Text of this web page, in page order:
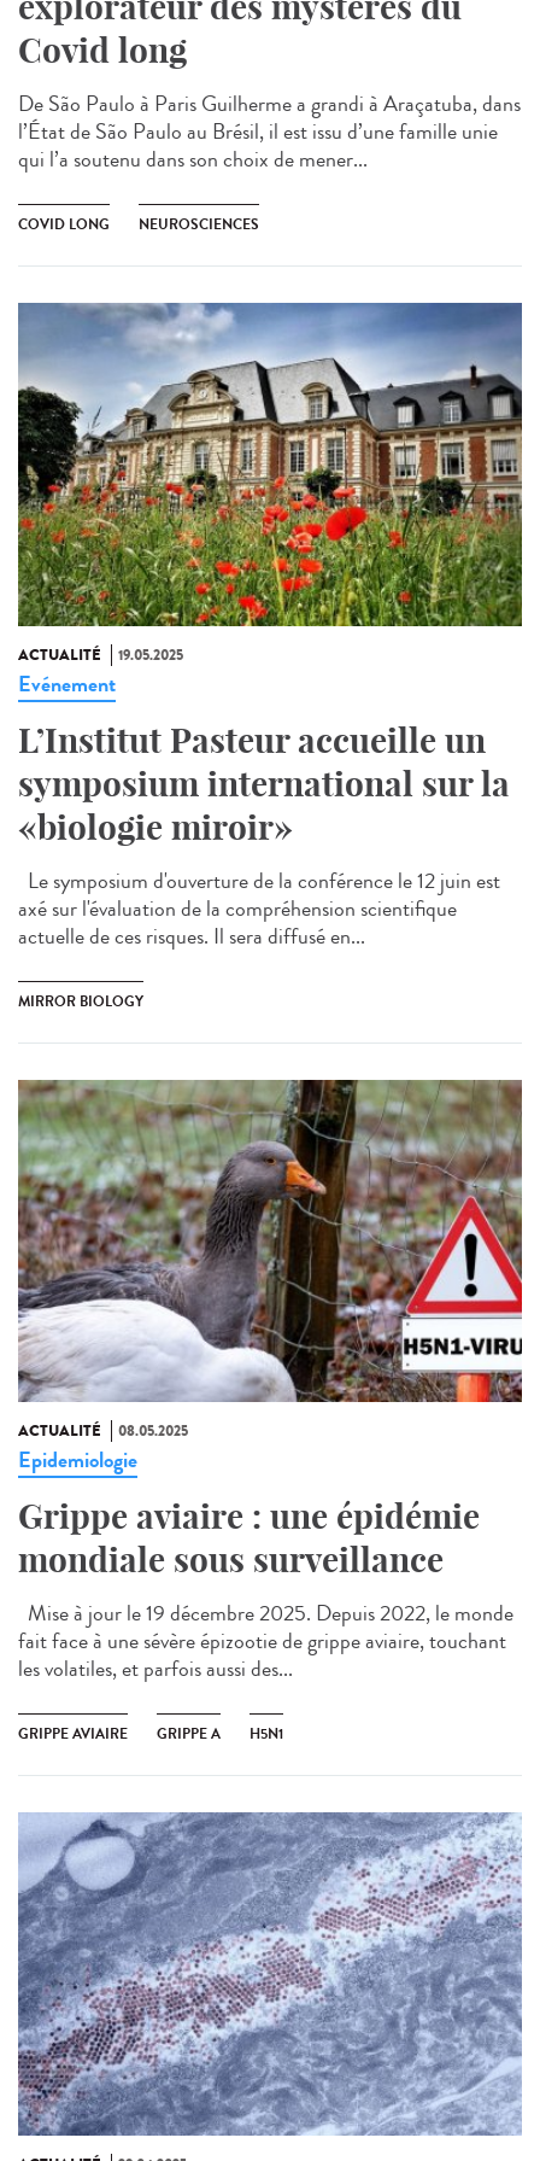
Covid long
De São Paulo à Paris Guilherme a grandi à Araçatuba, dans
l’État de São Paulo au Brésil, il est issu d’une famille unie
qui l’a soutenu dans son choix de mener...
COVID LONG NEUROSCIENCES
ACTUALITÉ 19.05.2025
Evénement
L’Institut Pasteur accueille un
symposium international sur la
«biologie miroir»
Le symposium d'ouverture de la conférence le 12 juin est
axé sur l'évaluation de la compréhension scientifique
actuelle de ces risques. Il sera diffusé en...
MIRROR BIOLOGY
ACTUALITÉ 08.05.2025
Epidemiologie
Grippe aviaire : une épidémie
mondiale sous surveillance
Mise à jour le 19 décembre 2025. Depuis 2022, le monde
fait face à une sévère épizootie de grippe aviaire, touchant
les volatiles, et parfois aussi des...
GRIPPE AVIAIRE GRIPPE A H5N1